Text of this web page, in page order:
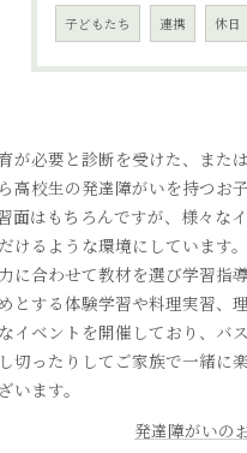
子どもたち 連携 休日
が必要と診断を受けた、また
高校生の発達障がいを持つお
面はもちろんですが、様々な
けるような環境にしています
に合わせて教材を選び学習指
とする体験学習や料理実習、
イベントを開催しており、バ
切ったりしてご家族で一緒に
います。
発達障がいの